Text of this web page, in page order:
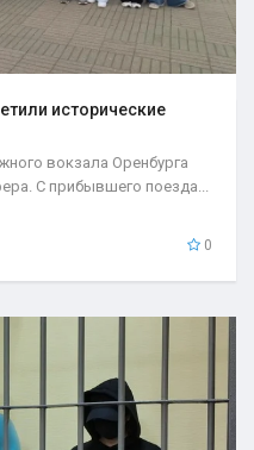
исторические
вокзала Оренбурга
С прибывшего поезда...
0